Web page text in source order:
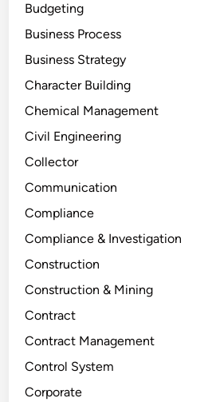
Budgeting
Business Process
Business Strategy
Character Building
Chemical Management
Civil Engineering
Collector
Communication
Compliance
Compliance & Investigation
Construction
Construction & Mining
Contract
Contract Management
Control System
Corporate